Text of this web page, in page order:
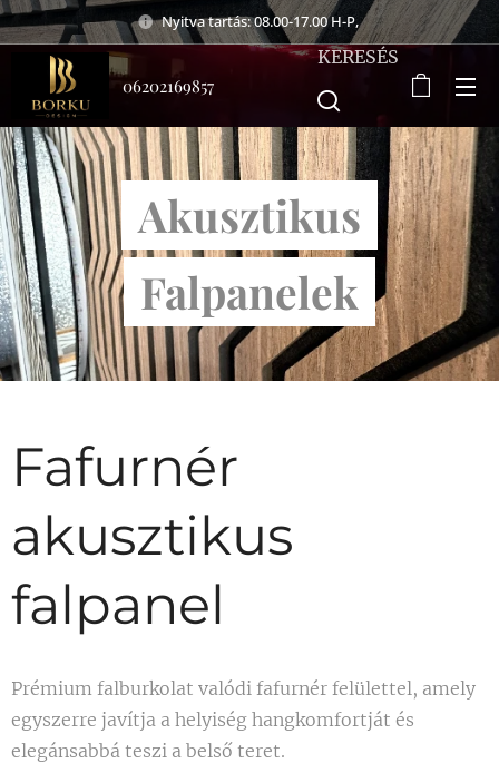
Nyitva tartás: 08.00-17.00 H-P,
06202169857
KERESÉS
Akusztikus
Falpanelek
Fafurnér
akusztikus
falpanel
Prémium falburkolat valódi fafurnér felülettel, amely
egyszerre javítja a helyiség hangkomfortját és
elegánsabbá teszi a belső teret.